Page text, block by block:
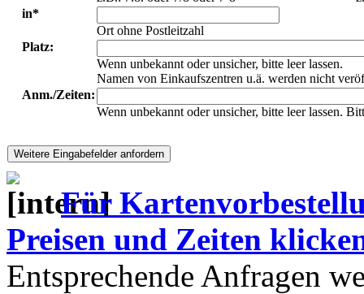
in*
Ort ohne Postleitzahl
Platz:
Wenn unbekannt oder unsicher, bitte leer lassen.
Namen von Einkaufszentren u.ä. werden nicht
Anm./Zeiten:
Wenn unbekannt oder unsicher, bitte leer lassen.
Für
Preisen und Zeiten
Entsprechende Anfragen